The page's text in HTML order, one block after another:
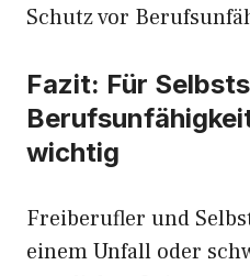
Schutz vor
Fazit: Für
wichtig
Freiberufler und
einem Unfall oder